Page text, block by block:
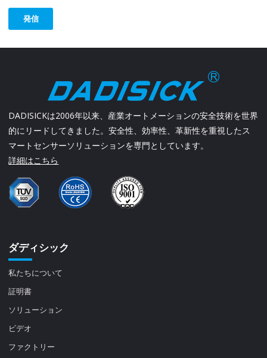
発信
DADISICKは2006年以来、産業オートメーションの安全技術を世界
的にリードしてきました。安全性、効率性、革新性を重視したス
マートセンサーソリューションを専門としています。
詳細はこちら
ダディシック
私たちについて
証明書
ソリューション
ビデオ
ファクトリー